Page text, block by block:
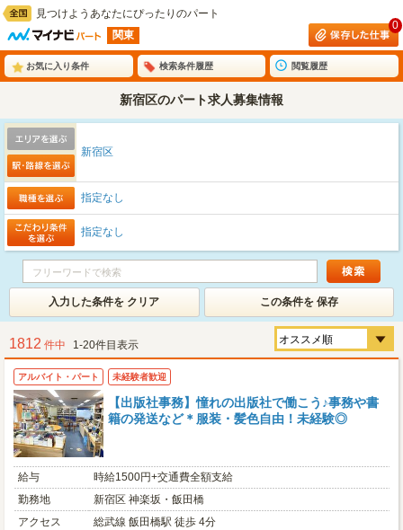
見つけようあなたにぴったりのパート
関東
0
お気に入り条件 検索条件履歴 閲覧履歴
新宿区のパート求人募集情報
新宿区
指定なし
指定なし
入力した条件を クリア この条件を 保存
1812 件中 1-20件目表示
アルバイト・パート 未経験者歓迎
【出版社事務】憧れの出版社で働こう♪事務や書
籍の発送など＊服装・髪色自由！未経験◎
給与
時給1500円+交通費全額支給
勤務地
新宿区 神楽坂・飯田橋
アクセス
総武線 飯田橋駅 徒歩 4分